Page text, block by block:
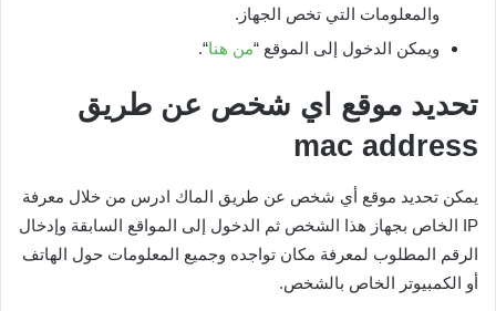
والمعلومات التي تخص الجهاز.
ويمكن الدخول إلى الموقع “من هنا“.
تحديد موقع اي شخص عن طريق
mac address
يمكن تحديد موقع أي شخص عن طريق الماك ادرس من خلال معرفة
IP الخاص بجهاز هذا الشخص ثم الدخول إلى المواقع السابقة وإدخال
الرقم المطلوب لمعرفة مكان تواجده وجميع المعلومات حول الهاتف
أو الكمبيوتر الخاص بالشخص.